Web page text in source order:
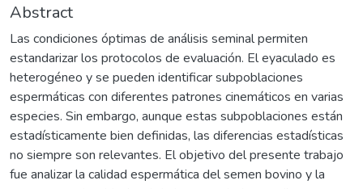
Abstract
Las condiciones óptimas de análisis seminal permiten
estandarizar los protocolos de evaluación. El eyaculado es
heterogéneo y se pueden identificar subpoblaciones
espermáticas con diferentes patrones cinemáticos en varias
especies. Sin embargo, aunque estas subpoblaciones están
estadísticamente bien definidas, las diferencias estadísticas
no siempre son relevantes. El objetivo del presente trabajo
fue analizar la calidad espermática del semen bovino y la